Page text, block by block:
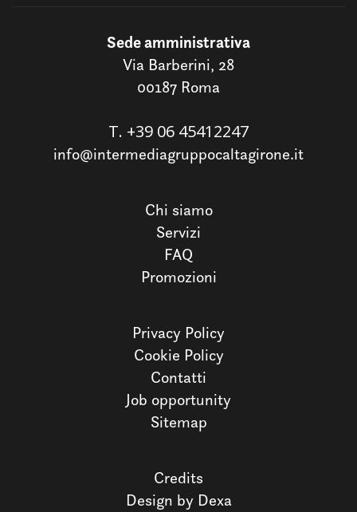
Sede amministrativa
Via Barberini, 28
00187 Roma
T. +39 06 45412247
info@intermediagruppocaltagirone.it
Chi siamo
Servizi
FAQ
Promozioni
Privacy Policy
Cookie Policy
Contatti
Job opportunity
Sitemap
Credits
Design by Dexa